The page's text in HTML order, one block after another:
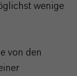
wenige
von den